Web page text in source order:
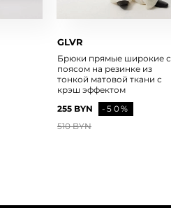
GLVR
Брюки прямые широкие с
поясом на резинке из
тонкой матовой ткани с
крэш эффектом
255 BYN
-50%
510 BYN